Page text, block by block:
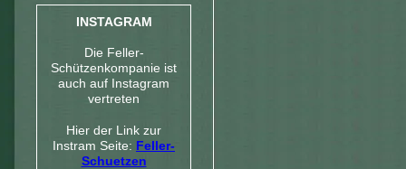
INSTAGRAM
Die Feller-
Schützenkompanie ist
auch auf Instagram
vertreten
Hier der Link zur
Instram Seite: Feller-
Schuetzen